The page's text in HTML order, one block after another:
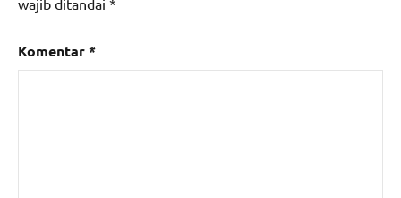
wajib ditandai *
Komentar*